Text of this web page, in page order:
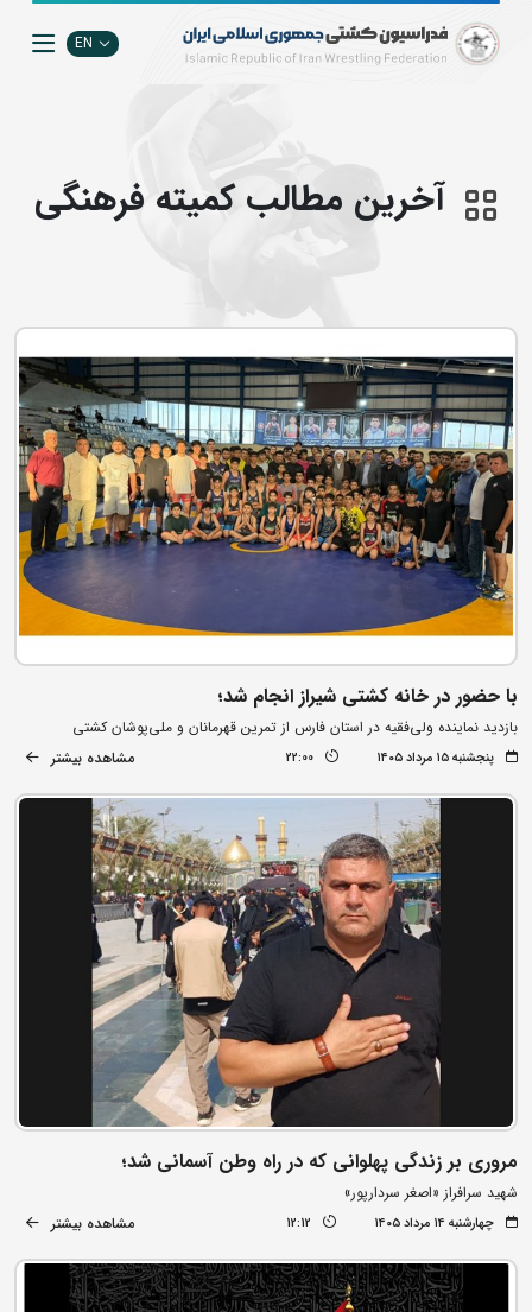
EN
آخرین مطالب كميته فرهنگي
با حضور در خانه کشتی شیراز انجام شد؛
بازدید نماینده ولی‌فقیه در استان فارس از تمرین قهرمانان و ملی‌پوشان کشتی
پنجشنبه ۱۵ مرداد ۱۴۰۵ 22:00 مشاهده بیشتر
مروری بر زندگی پهلوانی که در راه وطن آسمانی شد؛
شهید سرافراز «اصغر سردارپور»
چهارشنبه ۱۴ مرداد ۱۴۰۵ 12:12 مشاهده بیشتر